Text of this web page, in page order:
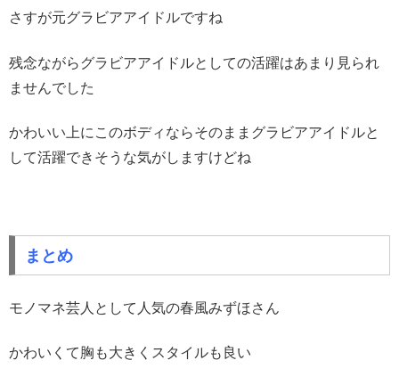
さすが元グラビアアイドルですね
残念ながらグラビアアイドルとしての活躍はあまり見られ
ませんでした
かわいい上にこのボディならそのままグラビアアイドルと
して活躍できそうな気がしますけどね
まとめ
モノマネ芸人として人気の春風みずほさん
かわいくて胸も大きくスタイルも良い